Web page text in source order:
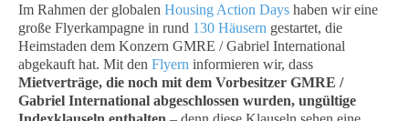
Im Rahmen der globalen Housing Action Days haben wir eine
große Flyerkampagne in rund 130 Häusern gestartet, die
Heimstaden dem Konzern GMRE / Gabriel International
abgekauft hat. Mit den Flyern informieren wir, dass
Mietverträge, die noch mit dem Vorbesitzer GMRE /
Gabriel International abgeschlossen wurden, ungültige